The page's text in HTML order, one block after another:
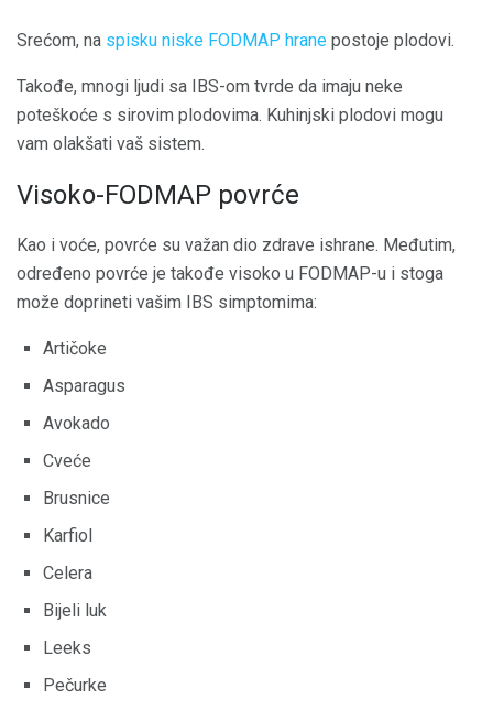
Srećom, na spisku niske FODMAP hrane postoje plodovi.
Takođe, mnogi ljudi sa IBS-om tvrde da imaju neke
poteškoće s sirovim plodovima. Kuhinjski plodovi mogu
vam olakšati vaš sistem.
Visoko-FODMAP povrće
Kao i voće, povrće su važan dio zdrave ishrane. Međutim,
određeno povrće je takođe visoko u FODMAP-u i stoga
može doprineti vašim IBS simptomima:
Artičoke
Asparagus
Avokado
Cveće
Brusnice
Karfiol
Celera
Bijeli luk
Leeks
Pečurke